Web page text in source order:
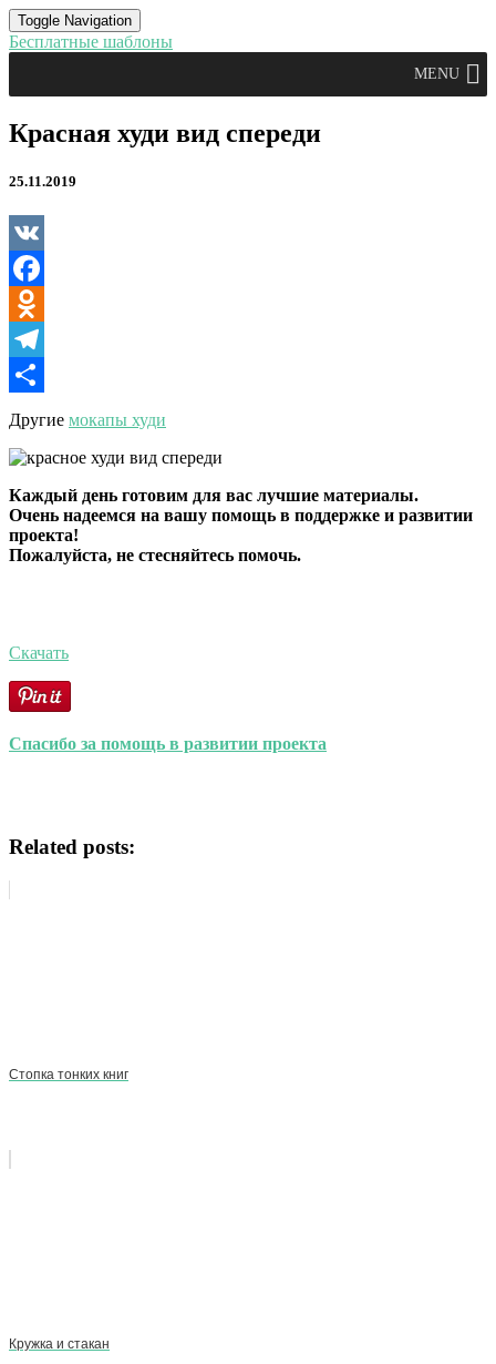
Toggle Navigation
Бесплатные шаблоны
MENU
Красная
худи
спереди
Красная худи вид спереди
25.11.2019
VK
Facebook
Odnoklassniki
Telegram
Отправить
Другие мокапы худи
Каждый день готовим для вас лучшие материалы.
Очень надеемся на вашу помощь в поддержке и развитии
проекта!
Пожалуйста, не стесняйтесь помочь.
Скачать
Спасибо за помощь в развитии проекта
Related posts:
Стопка тонких книг
Кружка и стакан